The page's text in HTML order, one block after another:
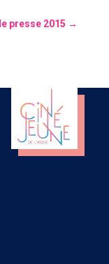
presse 2015 →